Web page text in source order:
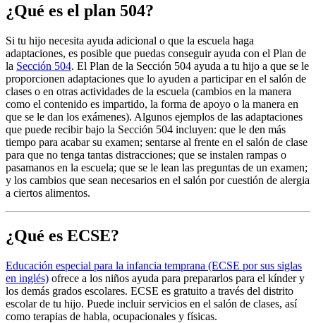
¿Qué es el plan 504?
Si tu hijo necesita ayuda adicional o que la escuela haga
adaptaciones, es posible que puedas conseguir ayuda con el Plan de
la Sección 504. El Plan de la Sección 504 ayuda a tu hijo a que se le
proporcionen adaptaciones que lo ayuden a participar en el salón de
clases o en otras actividades de la escuela (cambios en la manera
como el contenido es impartido, la forma de apoyo o la manera en
que se le dan los exámenes). Algunos ejemplos de las adaptaciones
que puede recibir bajo la Sección 504 incluyen: que le den más
tiempo para acabar su examen; sentarse al frente en el salón de clase
para que no tenga tantas distracciones; que se instalen rampas o
pasamanos en la escuela; que se le lean las preguntas de un examen;
y los cambios que sean necesarios en el salón por cuestión de alergia
a ciertos alimentos.
¿Qué es ECSE?
Educación especial para la infancia temprana (ECSE por sus siglas
en inglés) ofrece a los niños ayuda para prepararlos para el kínder y
los demás grados escolares. ECSE es gratuito a través del distrito
escolar de tu hijo. Puede incluir servicios en el salón de clases, así
como terapias de habla, ocupacionales y físicas.